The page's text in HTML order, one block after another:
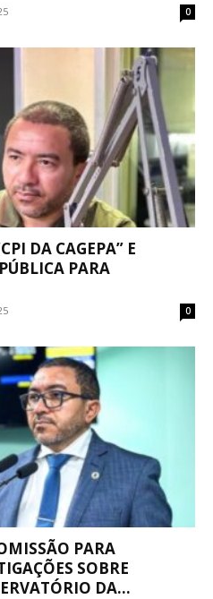
0
DA CAGEPA” E
PARA
0
PARA
SOBRE
DA...